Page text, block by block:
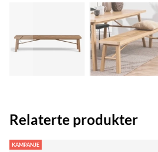
Relaterte produkter
KAMPANJE